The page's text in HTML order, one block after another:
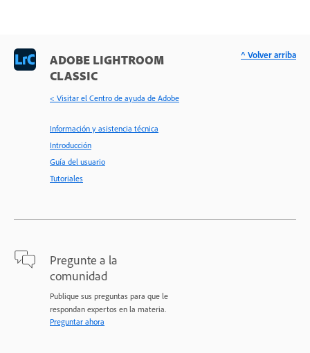
ADOBE LIGHTROOM
CLASSIC
< Visitar el Centro de ayuda de Adobe
Información y asistencia técnica
Introducción
Guía del usuario
Tutoriales
Pregunte a la
comunidad
Publique sus preguntas para que le
respondan expertos en la materia.
Preguntar ahora
^ Volver arriba